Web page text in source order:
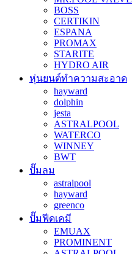
BOSS
CERTIKIN
ESPANA
PROMAX
STARITE
HYDRO AIR
หุ่นยนต์ทำความสะอาด
hayward
dolphin
jesta
ASTRALPOOL
WATERCO
WINNEY
BWT
ปั๊มลม
astralpool
hayward
greenco
ปั๊มฟีดเคมี
EMUAX
PROMINENT